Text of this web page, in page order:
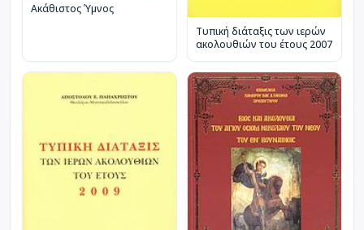
Ακάθιστος Ύμνος
Τυπική διάταξις των ιερών
ακολουθιών του έτους 2007